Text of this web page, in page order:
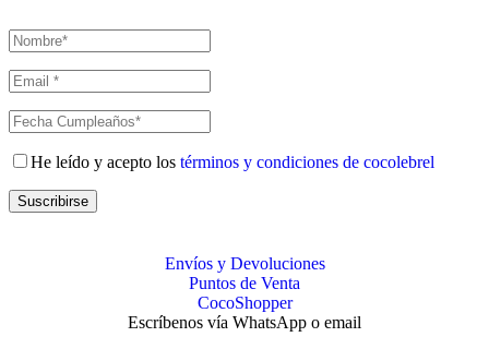
He leído y acepto los términos y condiciones de cocolebrel
Suscribirse
Envíos y Devoluciones
Puntos de Venta
CocoShopper
Escríbenos vía WhatsApp o email